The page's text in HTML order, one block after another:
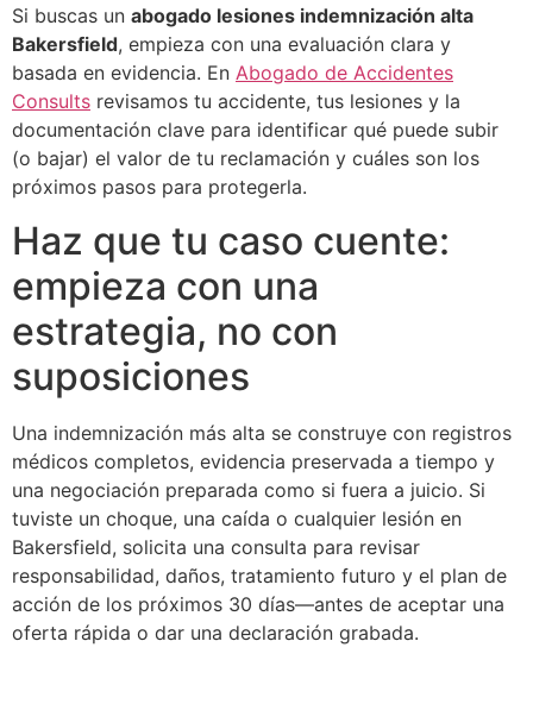
Si buscas un abogado lesiones indemnización alta
Bakersfield, empieza con una evaluación clara y
basada en evidencia. En Abogado de Accidentes
Consults revisamos tu accidente, tus lesiones y la
documentación clave para identificar qué puede subir
(o bajar) el valor de tu reclamación y cuáles son los
próximos pasos para protegerla.
Haz que tu caso cuente:
empieza con una
estrategia, no con
suposiciones
Una indemnización más alta se construye con registros
médicos completos, evidencia preservada a tiempo y
una negociación preparada como si fuera a juicio. Si
tuviste un choque, una caída o cualquier lesión en
Bakersfield, solicita una consulta para revisar
responsabilidad, daños, tratamiento futuro y el plan de
acción de los próximos 30 días—antes de aceptar una
oferta rápida o dar una declaración grabada.